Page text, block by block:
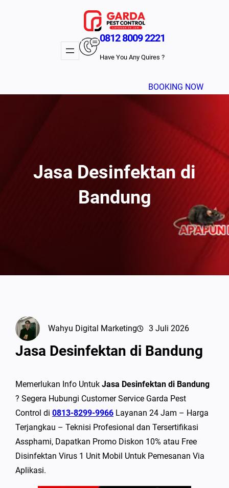
0812 8009 2221
Have You Any Quires ?
BOOKING NOW
Jasa Desinfektan di
Bandung
Wahyu Digital Marketing 3 Juli 2026
Jasa Desinfektan di Bandung
Memerlukan Info Untuk Jasa Desinfektan di Bandung
? Segera Hubungi Customer Service Garda Pest
Control di 0813-8299-9966 Layanan 24 Jam – Harga
Terjangkau – Teknisi Profesional dan Tersertifikasi
Assphami, Dapatkan Promo Diskon 10% atau Free
Disinfektan Virus 1 Unit Mobil Untuk Pemesanan Via
Aplikasi.